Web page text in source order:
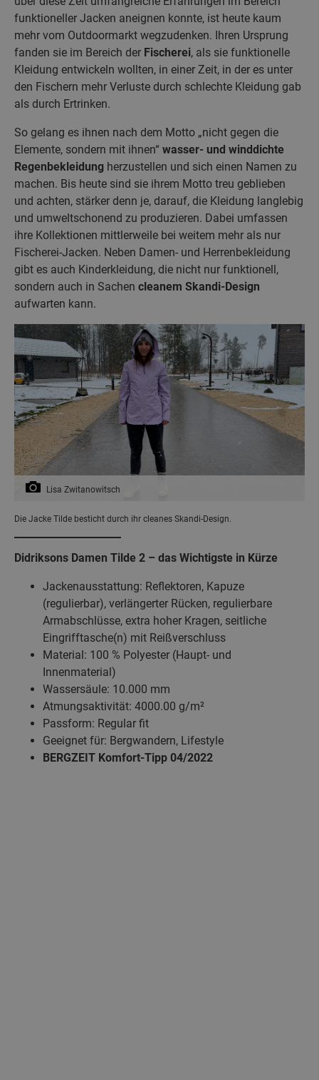
funktioneller Jacken aneignen konnte, ist heute kaum
mehr vom Outdoormarkt wegzudenken. Ihren Ursprung
fanden sie im Bereich der Fischerei, als sie funktionelle
Kleidung entwickeln wollten, in einer Zeit, in der es unter
den Fischern mehr Verluste durch schlechte Kleidung gab
als durch Ertrinken.
So gelang es ihnen nach dem Motto „nicht gegen die
Elemente, sondern mit ihnen“ wasser- und winddichte
Regenbekleidung herzustellen und sich einen Namen zu
machen. Bis heute sind sie ihrem Motto treu geblieben
und achten, stärker denn je, darauf, die Kleidung langlebig
und umweltschonend zu produzieren. Dabei umfassen
ihre Kollektionen mittlerweile bei weitem mehr als nur
Fischerei-Jacken. Neben Damen- und Herrenbekleidung
gibt es auch Kinderkleidung, die nicht nur funktionell,
sondern auch in Sachen cleanem Skandi-Design
aufwarten kann.
Lisa Zwitanowitsch
Die Jacke Tilde besticht durch ihr cleanes Skandi-Design.
Didriksons Damen Tilde 2 – das Wichtigste in Kürze
Jackenausstattung: Reflektoren, Kapuze
(regulierbar), verlängerter Rücken, regulierbare
Armabschlüsse, extra hoher Kragen, seitliche
Eingrifftasche(n) mit Reißverschluss
Material: 100 % Polyester (Haupt- und
Innenmaterial)
Wassersäule: 10.000 mm
Atmungsaktivität: 4000.00 g/m²
Passform: Regular fit
Geeignet für: Bergwandern, Lifestyle
BERGZEIT Komfort-Tipp 04/2022